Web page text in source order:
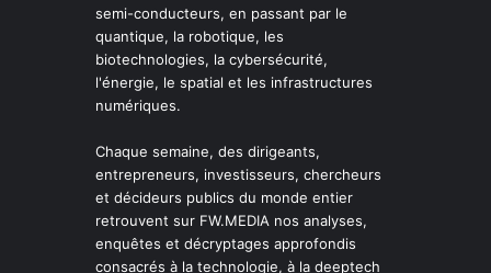
semi-conducteurs, en passant par le
quantique, la robotique, les
biotechnologies, la cybersécurité,
l'énergie, le spatial et les infrastructures
numériques.
Chaque semaine, des dirigeants,
entrepreneurs, investisseurs, chercheurs
et décideurs publics du monde entier
retrouvent sur FW.MEDIA nos analyses,
enquêtes et décryptages approfondis
consacrés à la technologie, à la deeptech